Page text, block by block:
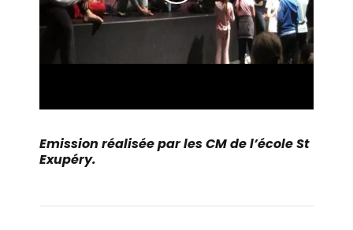
Emission réalisée par les CM de l’école St
Exupéry.